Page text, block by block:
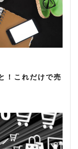
！これだけで売